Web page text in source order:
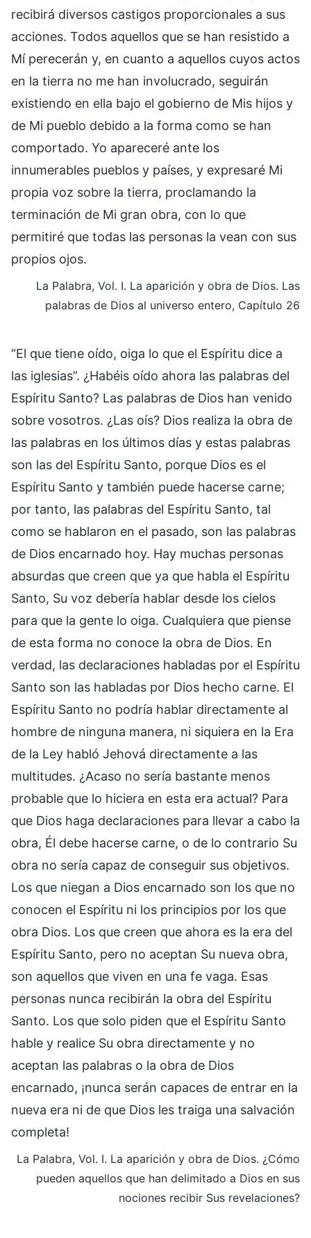
recibirá diversos castigos proporcionales a sus
acciones. Todos aquellos que se han resistido a
Mí perecerán y, en cuanto a aquellos cuyos actos
en la tierra no me han involucrado, seguirán
existiendo en ella bajo el gobierno de Mis hijos y
de Mi pueblo debido a la forma como se han
comportado. Yo apareceré ante los
innumerables pueblos y países, y expresaré Mi
propia voz sobre la tierra, proclamando la
terminación de Mi gran obra, con lo que
permitiré que todas las personas la vean con sus
propios ojos.
La Palabra, Vol. I. La aparición y obra de Dios. Las
palabras de Dios al universo entero, Capítulo 26
“El que tiene oído, oiga lo que el Espíritu dice a
las iglesias”. ¿Habéis oído ahora las palabras del
Espíritu Santo? Las palabras de Dios han venido
sobre vosotros. ¿Las oís? Dios realiza la obra de
las palabras en los últimos días y estas palabras
son las del Espíritu Santo, porque Dios es el
Espíritu Santo y también puede hacerse carne;
por tanto, las palabras del Espíritu Santo, tal
como se hablaron en el pasado, son las palabras
de Dios encarnado hoy. Hay muchas personas
absurdas que creen que ya que habla el Espíritu
Santo, Su voz debería hablar desde los cielos
para que la gente lo oiga. Cualquiera que piense
de esta forma no conoce la obra de Dios. En
verdad, las declaraciones habladas por el Espíritu
Santo son las habladas por Dios hecho carne. El
Espíritu Santo no podría hablar directamente al
hombre de ninguna manera, ni siquiera en la Era
de la Ley habló Jehová directamente a las
multitudes. ¿Acaso no sería bastante menos
probable que lo hiciera en esta era actual? Para
que Dios haga declaraciones para llevar a cabo la
obra, Él debe hacerse carne, o de lo contrario Su
obra no sería capaz de conseguir sus objetivos.
Los que niegan a Dios encarnado son los que no
conocen el Espíritu ni los principios por los que
obra Dios. Los que creen que ahora es la era del
Espíritu Santo, pero no aceptan Su nueva obra,
son aquellos que viven en una fe vaga. Esas
personas nunca recibirán la obra del Espíritu
Santo. Los que solo piden que el Espíritu Santo
hable y realice Su obra directamente y no
aceptan las palabras o la obra de Dios
encarnado, ¡nunca serán capaces de entrar en la
nueva era ni de que Dios les traiga una salvación
completa!
La Palabra, Vol. I. La aparición y obra de Dios. ¿Cómo
pueden aquellos que han delimitado a Dios en sus
nociones recibir Sus revelaciones?